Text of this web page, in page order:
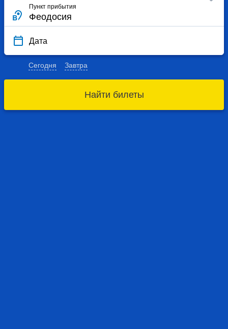
Пункт прибытия
Дата
Сегодня Завтра
Найти билеты